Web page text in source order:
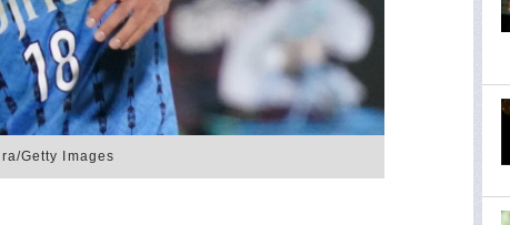
Getty Images